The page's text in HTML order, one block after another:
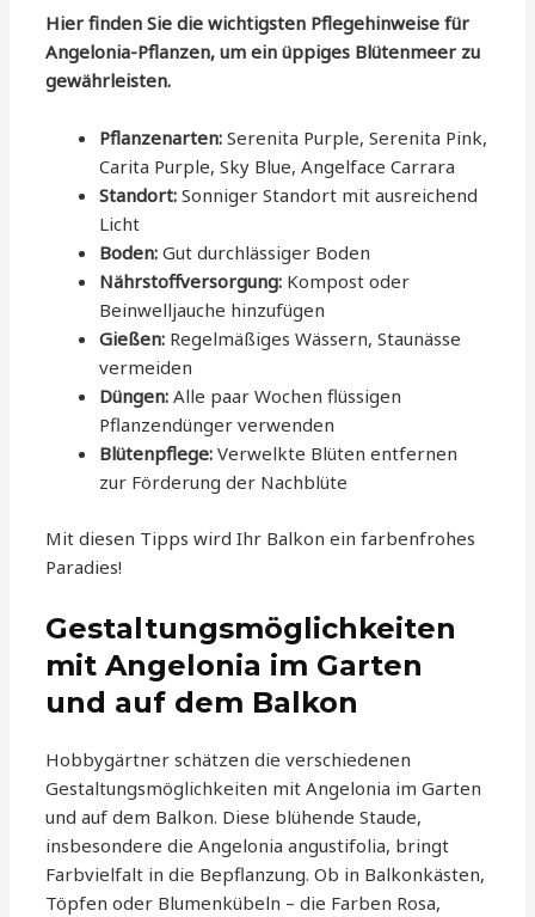
Hier finden Sie die wichtigsten Pflegehinweise für
Angelonia-Pflanzen, um ein üppiges Blütenmeer zu
gewährleisten.
Pflanzenarten: Serenita Purple, Serenita Pink,
Carita Purple, Sky Blue, Angelface Carrara
Standort: Sonniger Standort mit ausreichend
Licht
Boden: Gut durchlässiger Boden
Nährstoffversorgung: Kompost oder
Beinwelljauche hinzufügen
Gießen: Regelmäßiges Wässern, Staunässe
vermeiden
Düngen: Alle paar Wochen flüssigen
Pflanzendünger verwenden
Blütenpflege: Verwelkte Blüten entfernen
zur Förderung der Nachblüte
Mit diesen Tipps wird Ihr Balkon ein farbenfrohes
Paradies!
Gestaltungsmöglichkeiten
mit Angelonia im Garten
und auf dem Balkon
Hobbygärtner schätzen die verschiedenen
Gestaltungsmöglichkeiten mit Angelonia im Garten
und auf dem Balkon. Diese blühende Staude,
insbesondere die Angelonia angustifolia, bringt
Farbvielfalt in die Bepflanzung. Ob in Balkonkästen,
Töpfen oder Blumenkübeln – die Farben Rosa,